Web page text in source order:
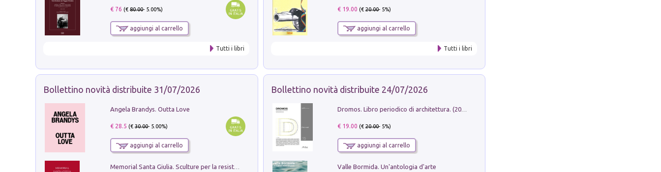
€ 76 (€80.00- 5.00%)
aggiungi al carrello
Tutti i libri
€ 19.00 (€20.00- 5%)
aggiungi al carrello
Tutti i libri
Bollettino novità distribuite 31/07/2026
Angela Brandys. Outta Love
€ 28.5 (€30.00- 5.00%)
aggiungi al carrello
Memorial Santa Giulia. Sculture per la resistenza Monchio di Palagano
Bollettino novità distribuite 24/07/2026
€ 19.00 (€20.00- 5%)
aggiungi al carrello
Valle Bormida. Un'antologia d'arte